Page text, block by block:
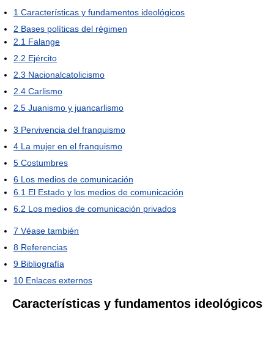
1 Características y fundamentos ideológicos
2 Bases políticas del régimen
2.1 Falange
2.2 Ejército
2.3 Nacionalcatolicismo
2.4 Carlismo
2.5 Juanismo y juancarlismo
3 Pervivencia del franquismo
4 La mujer en el franquismo
5 Costumbres
6 Los medios de comunicación
6.1 El Estado y los medios de comunicación
6.2 Los medios de comunicación privados
7 Véase también
8 Referencias
9 Bibliografía
10 Enlaces externos
Características y fundamentos ideológicos